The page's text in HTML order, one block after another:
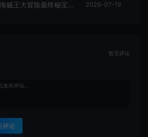
爱游网单亲测【海贼王大冒险最终秘宝】最新整理单机修复版 带网页GM充值物品后台 回合制抽卡模拟器手游 虚拟机一键端视频教学+手工端文本教学 2026-07-19
暂无评论
评论